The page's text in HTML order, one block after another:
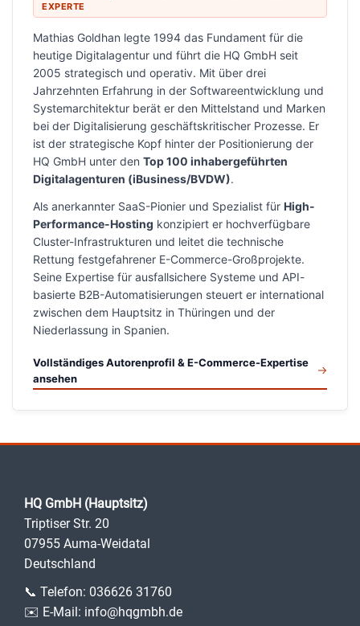
EXPERTE
Mathias Goldhan legte 1994 das Fundament für die
heutige Digitalagentur und führt die HQ GmbH seit
2005 strategisch und operativ. Mit über drei
Jahrzehnten Erfahrung in der Softwareentwicklung und
Systemarchitektur berät er den Mittelstand und Marken
bei der Digitalisierung geschäftskritischer Prozesse. Er
ist der strategische Kopf hinter der Positionierung der
HQ GmbH unter den Top 100 inhabergeführten
Digitalagenturen (iBusiness/BVDW).
Als anerkannter SaaS-Pionier und Spezialist für High-
Performance-Hosting konzipiert er hochverfügbare
Cluster-Infrastrukturen und leitet die technische
Rettung festgefahrener E-Commerce-Großprojekte.
Seine Expertise für ausfallsichere Systeme und API-
basierte B2B-Automatisierungen steuert er international
zwischen dem Hauptsitz in Thüringen und der
Niederlassung in Spanien.
Vollständiges Autorenprofil & E-Commerce-Expertise
ansehen
HQ GmbH (Hauptsitz)
Triptiser Str. 20
07955 Auma-Weidatal
Deutschland
📞 Telefon: 036626 31760
✉️ E-Mail: info@hqgmbh.de